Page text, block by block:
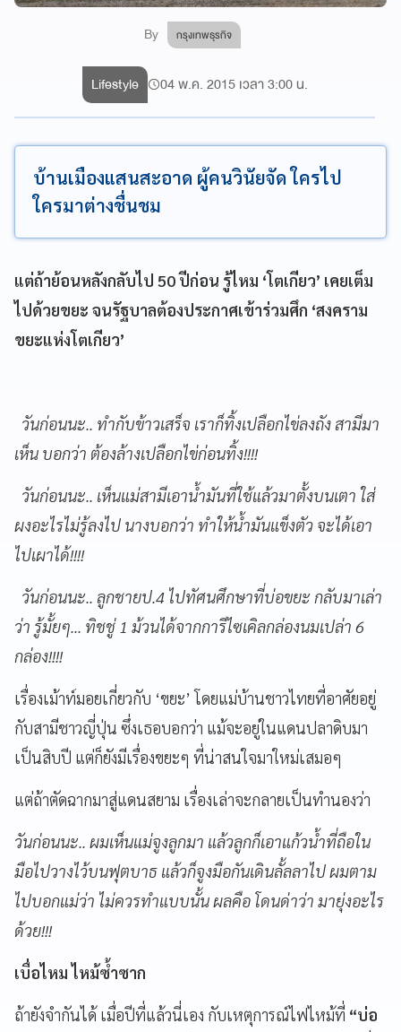
By กรุงเทพธุรกิจ
Lifestyle 04 พ.ค. 2015 เวลา 3:00 น.
บ้านเมืองแสนสะอาด ผู้คนวินัยจัด ใครไป
ใครมาต่างชื่นชม
แต่ถ้าย้อนหลังกลับไป 50ปีก่อน รู้ไหม ‘โตเกียว’ เคยเต็ม
ไปด้วยขยะ จนรัฐบาลต้องประกาศเข้าร่วมศึก ‘สงคราม
ขยะแห่งโตเกียว’
วันก่อนนะ.. ทำกับข้าวเสร็จ เราก็ทิ้งเปลือกไข่ลงถัง สามีมา
เห็น บอกว่า ต้องล้างเปลือกไข่ก่อนทิ้ง!!!!
วันก่อนนะ.. เห็นแม่สามีเอาน้ำมันที่ใช้แล้วมาตั้งบนเตา ใส่
ผงอะไรไม่รู้ลงไป นางบอกว่า ทำให้น้ำมันแข็งตัว จะได้เอา
ไปเผาได้!!!!
วันก่อนนะ.. ลูกชายป.4 ไปทัศนศึกษาที่บ่อขยะ กลับมาเล่า
ว่า รู้มั้ยๆ... ทิชชู่ 1 ม้วนได้จากการีไซเคิลกล่องนมเปล่า 6
กล่อง!!!!
เรื่องเม้าท์มอยเกี่ยวกับ ‘ขยะ’ โดยแม่บ้านชาวไทยที่อาศัยอยู่
กับสามีชาวญี่ปุ่น ซึ่งเธอบอกว่า แม้จะอยู่ในแดนปลาดิบมา
เป็นสิบปี แต่ก็ยังมีเรื่องขยะๆ ที่น่าสนใจมาใหม่เสมอๆ
แต่ถ้าตัดฉากมาสู่แดนสยาม เรื่องเล่าจะกลายเป็นทำนองว่า
วันก่อนนะ.. ผมเห็นแม่จูงลูกมา แล้วลูกก็เอาแก้วน้ำที่ถือใน
มือไปวางไว้บนฟุตบาธ แล้วก็จูงมือกันเดินลั้ลลาไป ผมตาม
ไปบอกแม่ว่า ไม่ควรทำแบบนั้น ผลคือ โดนด่าว่า มายุ่งอะไร
ด้วย!!!
เบื่อไหม ไหม้ซ้ำซาก
ถ้ายังจำกันได้ เมื่อปีที่แล้วนี่เอง กับเหตุการณ์ไฟไหม้ที่ “บ่อ